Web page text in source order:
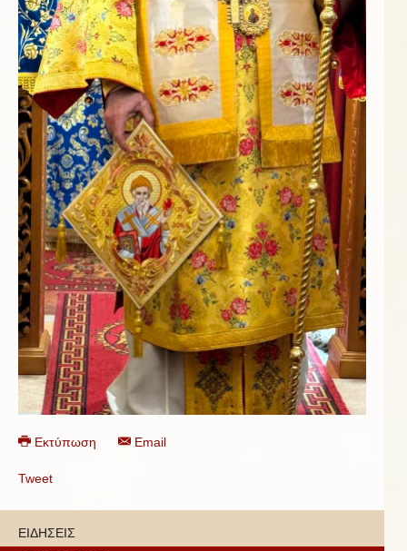
Εκτύπωση Email
Tweet
ΕΙΔΗΣΕΙΣ